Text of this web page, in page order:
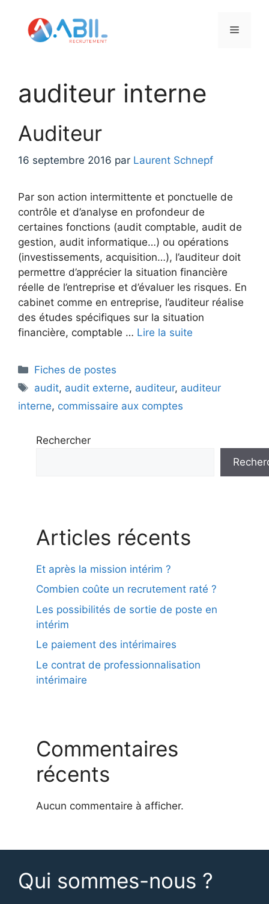
contenu
Menu
auditeur interne
Auditeur
16 septembre 2016 par Laurent Schnepf
Par son action intermittente et ponctuelle de
contrôle et d’analyse en profondeur de
certaines fonctions (audit comptable, audit de
gestion, audit informatique…) ou opérations
(investissements, acquisition…), l’auditeur doit
permettre d’apprécier la situation financière
réelle de l’entreprise et d’évaluer les risques. En
cabinet comme en entreprise, l’auditeur réalise
des études spécifiques sur la situation
financière, comptable … Lire la suite
Catégories
Fiches de postes
Étiquettes
audit, audit externe, auditeur, auditeur
interne, commissaire aux comptes
Rechercher
Articles récents
Et après la mission intérim ?
Combien coûte un recrutement raté ?
Les possibilités de sortie de poste en
intérim
Le paiement des intérimaires
Le contrat de professionnalisation
intérimaire
Commentaires
récents
Aucun commentaire à afficher.
Qui sommes-nous ?